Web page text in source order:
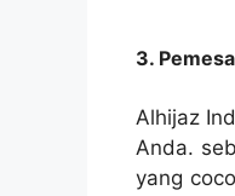
3.
Alhijaz
Anda.
yang